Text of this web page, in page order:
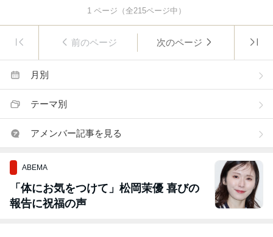
1 ページ（全215ページ中）
前のページ 次のページ
月別
テーマ別
アメンバー記事を見る
ABEMA
「体にお気をつけて」松岡茉優 喜びの
報告に祝福の声